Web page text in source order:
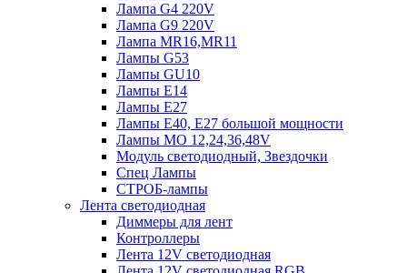
Лампа G4 220V
Лампа G9 220V
Лампа MR16,MR11
Лампы G53
Лампы GU10
Лампы Е14
Лампы Е27
Лампы Е40, Е27 большой мощности
Лампы МО 12,24,36,48V
Модуль светодиодный, Звездочки
Спец Лампы
СТРОБ-лампы
Лента светодиодная
Диммеры для лент
Контроллеры
Лента 12V светодиодная